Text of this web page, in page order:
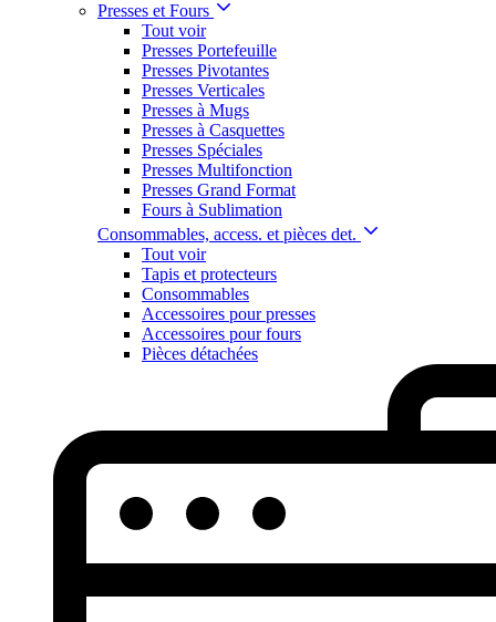
Presses et Fours
Tout voir
Presses Portefeuille
Presses Pivotantes
Presses Verticales
Presses à Mugs
Presses à Casquettes
Presses Spéciales
Presses Multifonction
Presses Grand Format
Fours à Sublimation
Consommables, access. et pièces det.
Tout voir
Tapis et protecteurs
Consommables
Accessoires pour presses
Accessoires pour fours
Pièces détachées